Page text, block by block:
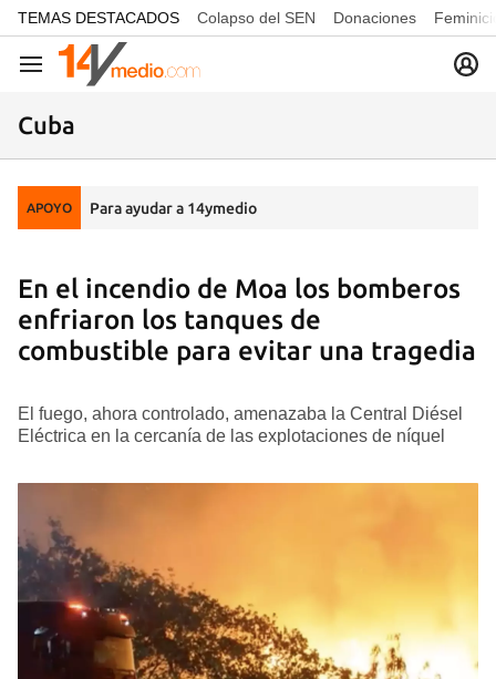
common.go-to-content
TEMAS DESTACADOS Colapso del SEN Donaciones
Navegación
Cuba
APOYO Para ayudar a 14ymedio
En el incendio de Moa los bomberos
enfriaron los tanques de
combustible para evitar una tragedia
El fuego, ahora controlado, amenazaba la Central Diésel
Eléctrica en la cercanía de las explotaciones de níquel